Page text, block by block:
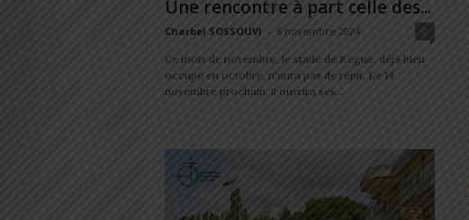
Une rencontre à part celle des...
Charbel SOSSOUVI - 6 novembre 2024 0
Ce mois de novembre, le stade de Kégué, déjà bien
occupé en octobre, n'aura pas de répit. Le 14
novembre prochain, il ouvrira ses...